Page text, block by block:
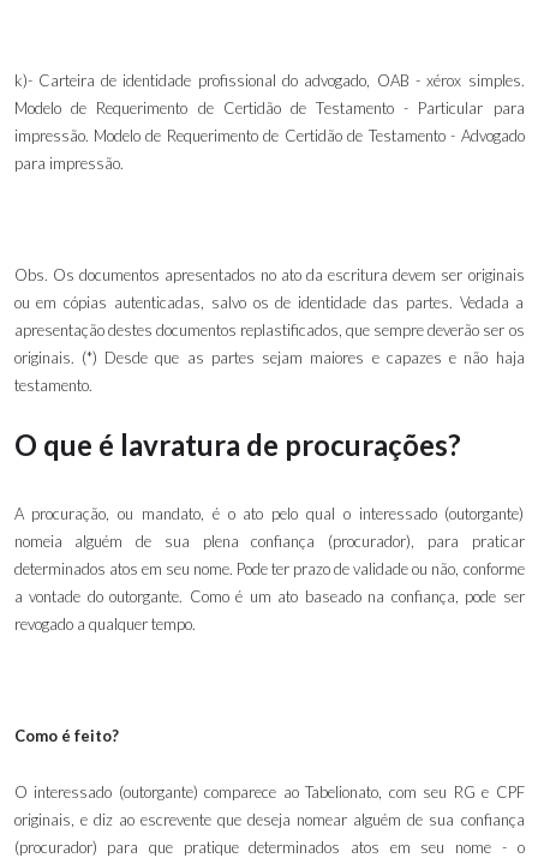
k)- Carteira de identidade profissional do advogado, OAB - xérox simples.
Modelo de Requerimento de Certidão de Testamento - Particular para
impressão. Modelo de Requerimento de Certidão de Testamento - Advogado
para impressão.
Obs. Os documentos apresentados no ato da escritura devem ser originais
ou em cópias autenticadas, salvo os de identidade das partes. Vedada a
apresentação destes documentos replastificados, que sempre deverão ser os
originais. (*) Desde que as partes sejam maiores e capazes e não haja
testamento.
O que é lavratura de procurações?
A procuração, ou mandato, é o ato pelo qual o interessado (outorgante)
nomeia alguém de sua plena confiança (procurador), para praticar
determinados atos em seu nome. Pode ter prazo de validade ou não, conforme
a vontade do outorgante. Como é um ato baseado na confiança, pode ser
revogado a qualquer tempo.
Como é feito?
O interessado (outorgante) comparece ao Tabelionato, com seu RG e CPF
originais, e diz ao escrevente que deseja nomear alguém de sua confiança
(procurador) para que pratique determinados atos em seu nome - o